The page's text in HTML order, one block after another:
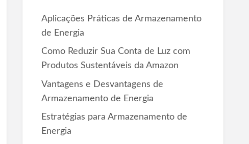
Aplicações Práticas de Armazenamento
de Energia
Como Reduzir Sua Conta de Luz com
Produtos Sustentáveis da Amazon
Vantagens e Desvantagens de
Armazenamento de Energia
Estratégias para Armazenamento de
Energia